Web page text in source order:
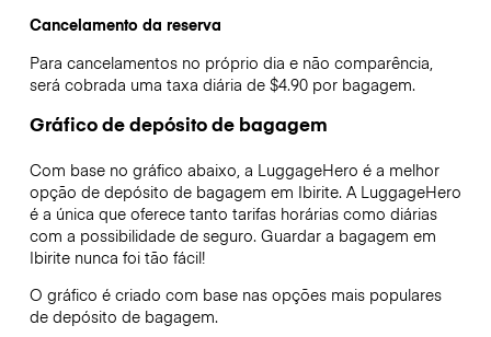
Cancelamento da reserva
Para cancelamentos no próprio dia e não comparência,
será cobrada uma taxa diária de $4.90 por bagagem.
Gráfico de depósito de bagagem
Com base no gráfico abaixo, a LuggageHero é a melhor
opção de depósito de bagagem em Ibirite. A LuggageHero
é a única que oferece tanto tarifas horárias como diárias
com a possibilidade de seguro. Guardar a bagagem em
Ibiritenunca foi tão fácil!
O gráfico é criado com base nas opções mais populares
de depósito de bagagem.